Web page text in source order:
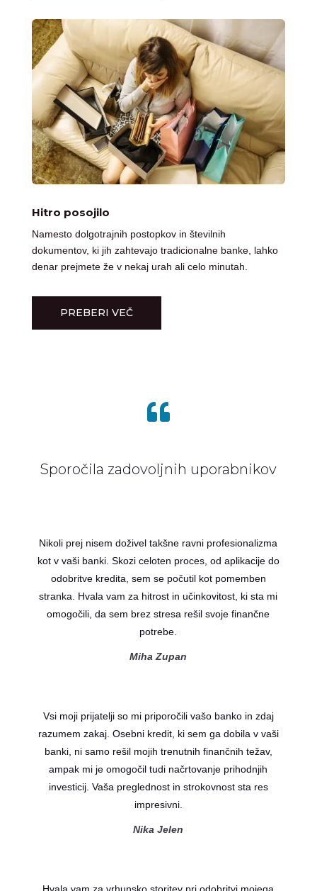
Hitro posojilo
Namesto dolgotrajnih postopkov in številnih
dokumentov, ki jih zahtevajo tradicionalne banke, lahko
denar prejmete že v nekaj urah ali celo minutah.
PREBERI VEČ

Sporočila zadovoljnih uporabnikov
Nikoli prej nisem doživel takšne ravni profesionalizma
kot v vaši banki. Skozi celoten proces, od aplikacije do
odobritve kredita, sem se počutil kot pomemben
stranka. Hvala vam za hitrost in učinkovitost, ki sta mi
omogočili, da sem brez stresa rešil svoje finančne
potrebe.
Miha Zupan
Vsi moji prijatelji so mi priporočili vašo banko in zdaj
razumem zakaj. Osebni kredit, ki sem ga dobila v vaši
banki, ni samo rešil mojih trenutnih finančnih težav,
ampak mi je omogočil tudi načrtovanje prihodnjih
investicij. Vaša preglednost in strokovnost sta res
impresivni.
Nika Jelen